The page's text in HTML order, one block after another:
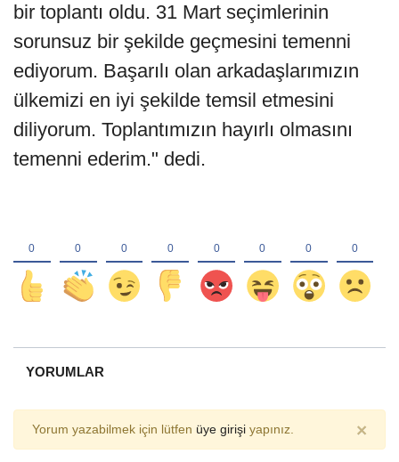
bir toplantı oldu. 31 Mart seçimlerinin
sorunsuz bir şekilde geçmesini temenni
ediyorum. Başarılı olan arkadaşlarımızın
ülkemizi en iyi şekilde temsil etmesini
diliyorum. Toplantımızın hayırlı olmasını
temenni ederim." dedi.
YORUMLAR
Yorum yazabilmek için lütfen üye girişi yapınız. ×